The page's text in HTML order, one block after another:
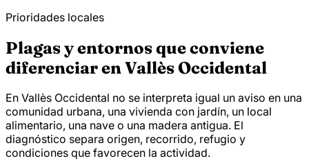
Prioridades locales
Plagas y entornos que conviene
diferenciar en Vallès Occidental
En Vallès Occidental no se interpreta igual un aviso en una
comunidad urbana, una vivienda con jardín, un local
alimentario, una nave o una madera antigua. El
diagnóstico separa origen, recorrido, refugio y
condiciones que favorecen la actividad.